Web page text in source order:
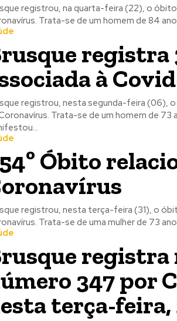
registrou, na quarta-feira (22), o
Trata-se de um homem de 84
registra
à
registrou, nesta segunda-feira (06),
Trata-se de um homem de 73
Óbito
registrou, nesta terça-feira (31), o
Trata-se de uma mulher de 73
registra
347 por
terça-feira,